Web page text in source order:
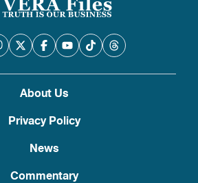
About Us
Privacy Policy
News
Commentary